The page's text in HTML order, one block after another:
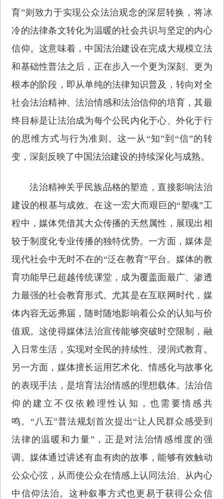
育”则致力于实现公众法治观念的深层转换，将冰
冷的法律条文转化为温暖的社会共识与坚定的内心
信仰。这意味着，中国法治建设在完成大规模立法
和基础性普法之后，正在步入一个更为深刻、更为
根本的阶段，即从单纯的法律知识普及，转向对全
社会法治精神、法治情感和法治信仰的培育，其最
终目标是让法治成为每个公民内化于心、外化于行
的思维方式与行为准则。这一从“知”到“信”的转
变，深刻反映了中国法治建设的持续深化与成熟。
法治精神关乎民族品格的塑造，直接影响法治
建设的根基与成效。在这一宏大而艰巨的“塑魂”工
程中，媒体凭借其大众传播的天然属性，展现出相
较于制度化专业传播的独特优势。一方面，媒体是
现代社会中无时不在的“泛在教育”平台。媒体的教
育功能早已超越传统课堂，成为覆盖面最广、渗透
力最强的社会教育形式。尤其是在互联网时代，媒
体内容无远弗届，随时随地影响着公众的认知与价
值观。这使得媒体法治宣传能够突破时空限制，融
入日常生活，实现对全民的持续性、浸润式教育。
另一方面，媒体擅长运用艺术化、情感化与故事化
的表现手法，是培育法治情感的理想载体。法治信
仰的建立不仅依赖理性认知，也需要情感共
鸣。“八五”普法规划首次提出“让人民群众感受到
法律的温暖和力量”，正是对法治情感维度的强
调。媒体通过讲述有血有肉的故事，能够有效触动
公众心弦，从而使公众在情感上认同法治、从内心
中信仰法治。这种叙事方式也更易于获得公众信